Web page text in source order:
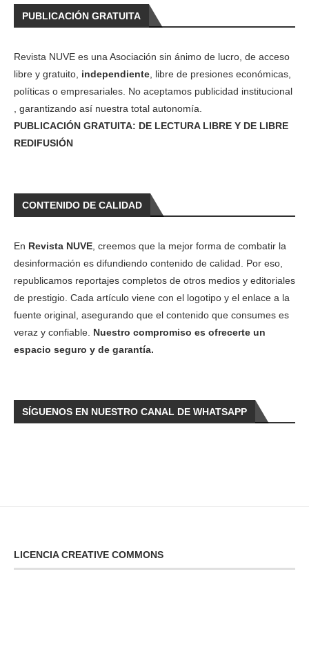
PUBLICACIÓN GRATUITA
Revista NUVE es una Asociación sin ánimo de lucro, de acceso
libre y gratuito, independiente, libre de presiones económicas,
políticas o empresariales. No aceptamos publicidad institucional
, garantizando así nuestra total autonomía.
PUBLICACIÓN GRATUITA: DE LECTURA LIBRE Y DE LIBRE
REDIFUSIÓN
CONTENIDO DE CALIDAD
En Revista NUVE, creemos que la mejor forma de combatir la
desinformación es difundiendo contenido de calidad. Por eso,
republicamos reportajes completos de otros medios y editoriales
de prestigio. Cada artículo viene con el logotipo y el enlace a la
fuente original, asegurando que el contenido que consumes es
veraz y confiable. Nuestro compromiso es ofrecerte un
espacio seguro y de garantía.
SÍGUENOS EN NUESTRO CANAL DE WHATSAPP
LICENCIA CREATIVE COMMONS